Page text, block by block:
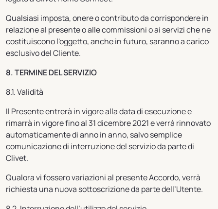
Qualsiasi imposta, onere o contributo da corrispondere in
relazione al presente o alle commissioni o ai servizi che ne
costituiscono l'oggetto, anche in futuro, saranno a carico
esclusivo del Cliente.
8. TERMINE DEL SERVIZIO
8.1. Validità
Il Presente entrerà in vigore alla data di esecuzione e
rimarrà in vigore fino al 31 dicembre 2021 e verrà rinnovato
automaticamente di anno in anno, salvo semplice
comunicazione di interruzione del servizio da parte di
Clivet.
Qualora vi fossero variazioni al presente Accordo, verrà
richiesta una nuova sottoscrizione da parte dell’Utente.